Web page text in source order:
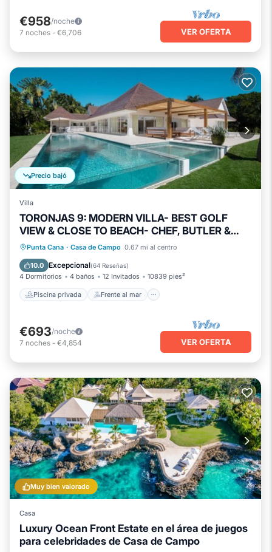
€958/noche
7 noches - €6,706 VER OFERTA
Precio bajó
Villa
TORONJAS 9: MODERN VILLA- BEST GOLF
VIEW & CLOSE TO BEACH- CHEF, BUTLER &
MAID
Punta Cana · Casa de Campo 0.67 mi al centro
10.0 Excepcional(64 Reseñas)
4 Dormitorios 4 baños 12 Invitados 10839 pies²
Piscina privada Frente al mar
Piscina privada
Frente al mar
Bañera de hidromasaje
€693/noche
7 noches - €4,854 VER OFERTA
Muy bien valorado
Casa
Luxury Ocean Front Estate en el área de juegos
para celebridades de Casa de Campo